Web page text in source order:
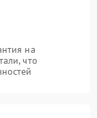
на
что